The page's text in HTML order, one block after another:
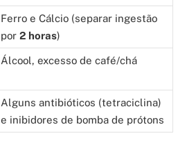
Ferro e Cálcio (separar ingestão
por 2 horas)
Álcool, excesso de café/chá
Alguns antibióticos (tetraciclina)
e inibidores de bomba de prótons